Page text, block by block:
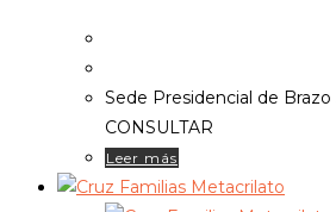
Sede Presidencial de
CONSULTAR
Leer más